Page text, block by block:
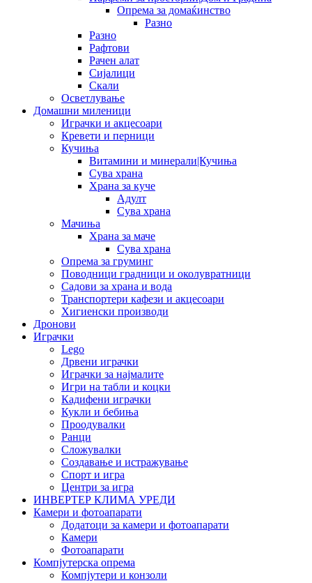
Опрема за домаќинство
Разно
Разно
Рафтови
Рачен алат
Сијалици
Скали
Осветлување
Домашни миленици
Играчки и акцесоари
Кревети и перници
Кучиња
Витамини и минерали|Кучиња
Сува храна
Храна за куче
Адулт
Сува храна
Мачиња
Храна за маче
Сува храна
Опрема за груминг
Поводници градници и околувратници
Садови за храна и вода
Транспортери кафези и акцесоари
Хигиенски производи
Дронови
Играчки
Lego
Дрвени играчки
Играчки за најмалите
Игри на табли и коцки
Кадифени играчки
Кукли и бебиња
Проодувалки
Ранци
Сложувалки
Создавање и истражување
Спорт и игра
Центри за игра
ИНВЕРТЕР КЛИМА УРЕДИ
Камери и фотоапарати
Додатоци за камери и фотоапарати
Камери
Фотоапарати
Компјутерска опрема
Компјутери и конзоли